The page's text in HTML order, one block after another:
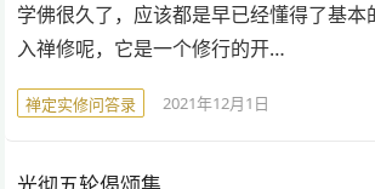
学佛很久了，应该都是早已经懂得了基本
入禅修呢，它是一个修行的开…
禅定实修问答录 2021年12月1日